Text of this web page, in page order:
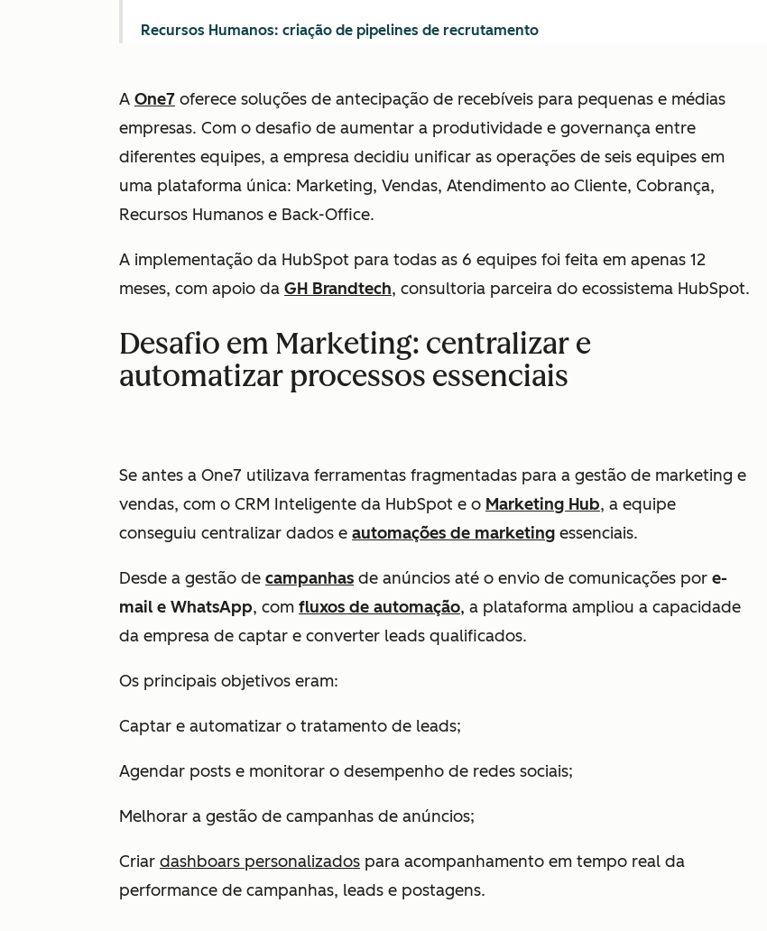
A One7 oferece soluções de antecipação de recebíveis para pequenas e médias
empresas. Com o desafio de aumentar a produtividade e governança entre
diferentes equipes, a empresa decidiu unificar as operações de seis equipes em
uma plataforma única: Marketing, Vendas, Atendimento ao Cliente, Cobrança,
Recursos Humanos e Back-Office.
A implementação da HubSpot para todas as 6 equipes foi feita em apenas 12
meses, com apoio da GH Brandtech, consultoria parceira do ecossistema HubSpot.
Desafio em Marketing: centralizar e
automatizar processos essenciais
Se antes a One7 utilizava ferramentas fragmentadas para a gestão de marketing e
vendas, com o CRM Inteligente da HubSpot e o Marketing Hub, a equipe
conseguiu centralizar dados e automações de marketing essenciais.
Desde a gestão de campanhas de anúncios até o envio de comunicações por e-
mail e WhatsApp, com fluxos de automação, a plataforma ampliou a capacidade
da empresa de captar e converter leads qualificados.
Os principais objetivos eram:
Captar e automatizar o tratamento de leads;
Agendar posts e monitorar o desempenho de redes sociais;
Melhorar a gestão de campanhas de anúncios;
Criar dashboars personalizados para acompanhamento em tempo real da
performance de campanhas, leads e postagens.
Recursos Humanos: criação de pipelines de recrutamento